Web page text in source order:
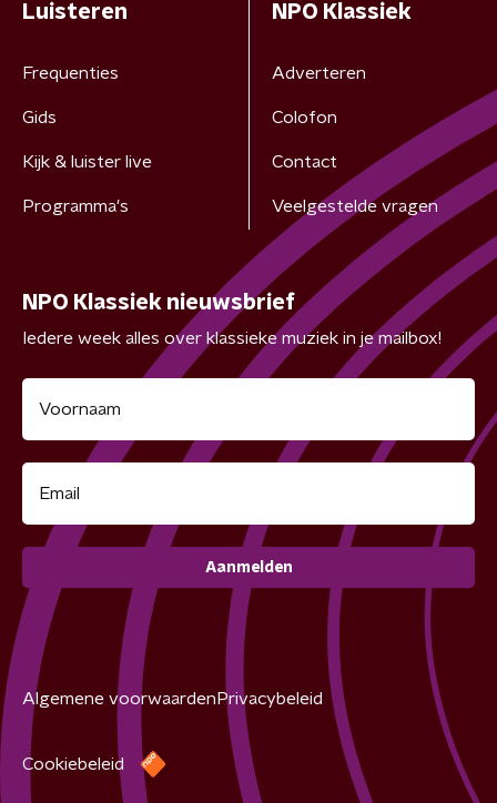
Luisteren
Frequenties
Gids
Kijk & luister live
Programma's
NPO Klassiek
Adverteren
Colofon
Contact
Veelgestelde vragen
NPO Klassiek nieuwsbrief
Iedere week alles over klassieke muziek in je mailbox!
Aanmelden
Algemene voorwaarden Privacybeleid
Cookiebeleid